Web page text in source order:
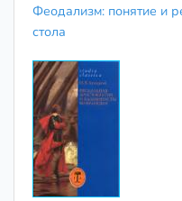
Феодализм: понятие и
стола